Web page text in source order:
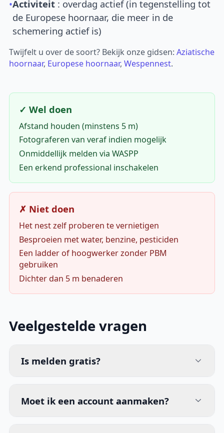
•Activiteit : overdag actief (in tegenstelling tot
de Europese hoornaar, die meer in de
schemering actief is)
Twijfelt u over de soort? Bekijk onze gidsen:Aziatische
hoornaar, Europese hoornaar,Wespennest.
✓ Wel doen
Afstand houden (minstens 5 m)
Fotograferen van veraf indien mogelijk
Onmiddellijk melden via WASPP
Een erkend professional inschakelen
✗ Niet doen
Het nest zelf proberen te vernietigen
Besproeien met water, benzine, pesticiden
Een ladder of hoogwerker zonder PBM
gebruiken
Dichter dan 5 m benaderen
Veelgestelde vragen
Is melden gratis?
Moet ik een account aanmaken?